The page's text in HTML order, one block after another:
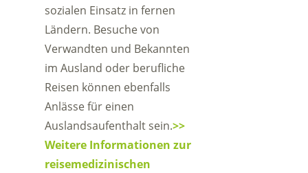
sozialen Einsatz in fernen
Ländern. Besuche von
Verwandten und Bekannten
im Ausland oder berufliche
Reisen können ebenfalls
Anlässe für einen
Auslandsaufenthalt sein.>>
Weitere Informationen zur
reisemedizinischen